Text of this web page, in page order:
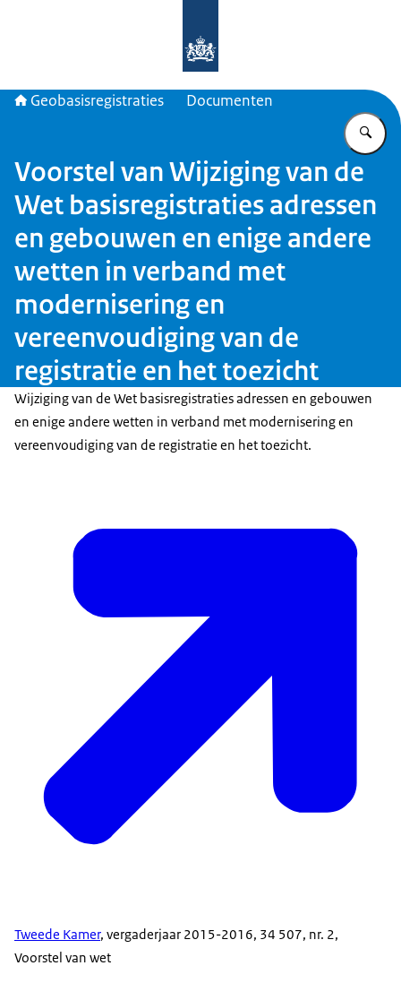
Geobasisregistraties Documenten
Voorstel van Wijziging van de
Wet basisregistraties adressen
en gebouwen en enige andere
wetten in verband met
modernisering en
vereenvoudiging van de
registratie en het toezicht
Wijziging van de Wet basisregistraties adressen en gebouwen
en enige andere wetten in verband met modernisering en
vereenvoudiging van de registratie en het toezicht.
Tweede Kamer, vergaderjaar 2015-2016, 34 507, nr. 2,
Voorstel van wet